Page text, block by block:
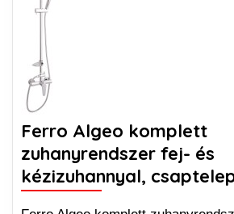
Ferro Algeo komplett
zuhanyrendszer fej- és
kézizuhannyal,